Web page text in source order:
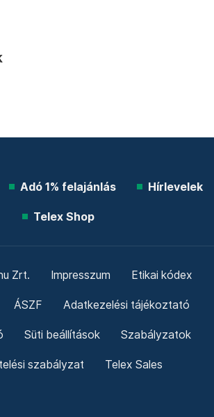
Adó 1% felajánlás Hírlevelek
Telex Shop
Zrt. Impresszum Etikai kódex
ÁSZF Adatkezelési tájékoztató
Süti beállítások Szabályzatok
szabályzat Telex Sales